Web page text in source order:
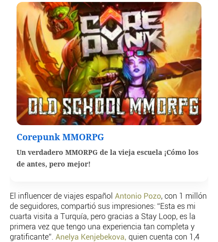
OFERTAS
CLUB PD
ENLACES
MEDIOS
MÁS SERVICIOS
EDICIONES
AMÉRICA
ESPAÑA
Corepunk MMORPG
Un verdadero MMORPG de la vieja escuela ¡Cómo los
de antes, pero mejor!
El influencer de viajes español Antonio Pozo, con 1 millón
de seguidores, compartió sus impresiones: “Esta es mi
cuarta visita a Turquía, pero gracias a Stay Loop, es la
primera vez que tengo una experiencia tan completa y
gratificante”. Anelya Kenjebekova, quien cuenta con 1,4